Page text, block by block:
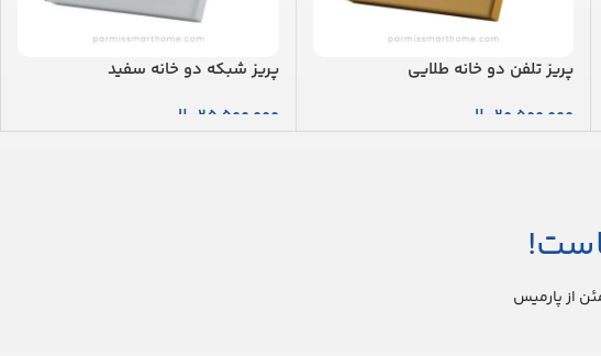
پریز تلفن دو خانه طلایی
20,500,000 ریال
پریز شبکه دو خانه سفید
25,500,000 ریال
از پارمیس